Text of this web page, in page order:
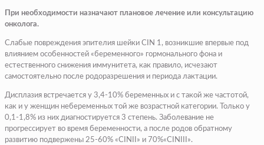
При необходимости назначают плановое лечение или консультацию
онколога.
Слабые повреждения эпителия шейки CIN 1, возникшие впервые под
влиянием особенностей «беременного» гормонального фона и
естественного снижения иммунитета, как правило, исчезают
самостоятельно после родоразрешения и периода лактации.
Дисплазия встречается у 3,4-10% беременных и с такой же частотой,
как и у женщин небеременных той же возрастной категории. Только у
0,1-1,8% из них диагностируется 3 степень. Заболевание не
прогрессирует во время беременности, а после родов обратному
развитию подвержены 25-60% «CINII» и 70%«CINIII».